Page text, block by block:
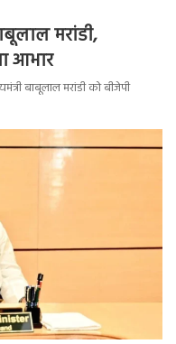
मरांडी,
आभार
बाबूलाल मरांडी को बीजेपी